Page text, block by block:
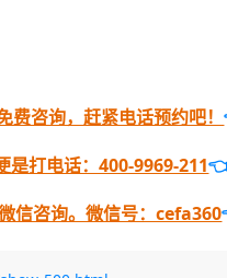
费咨询，赶紧电话预约吧！
是打电话：400-9969-211
信咨询。微信号：cefa360